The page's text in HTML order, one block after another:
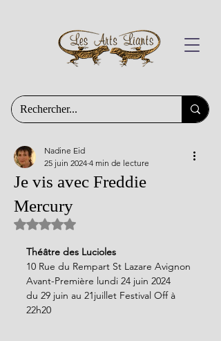
Je vis avec Freddie
Mercury
Nadine Eid
25 juin 2024 4 min de lecture
Noté NaN étoiles sur 5.
Théâtre des Lucioles
10 Rue du Rempart St Lazare Avignon
Avant-Première lundi 24 juin 2024
du 29 juin au 21juillet Festival Off à
22h20